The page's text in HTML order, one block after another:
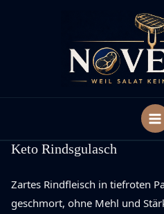
Keto Rindsgulasch
Zartes Rindfleisch in tiefroten
geschmort, ohne Mehl und